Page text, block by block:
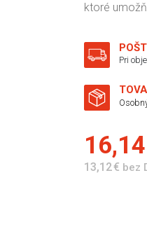
ktoré
Pri
13,12 € bez